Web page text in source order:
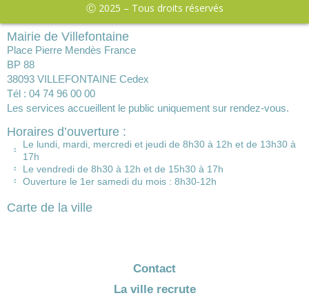
Ⓒ 2025 – Tous droits réservés
Mairie de Villefontaine
Place Pierre Mendès France
BP 88
38093 VILLEFONTAINE Cedex
Tél : 04 74 96 00 00
Les services accueillent le public uniquement sur rendez-vous.
Horaires d’ouverture :
Le lundi, mardi, mercredi et jeudi de 8h30 à 12h et de 13h30 à
17h
Le vendredi de 8h30 à 12h et de 15h30 à 17h
Ouverture le 1er samedi du mois : 8h30-12h
Carte de la ville
Contact
La ville recrute